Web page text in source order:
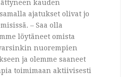
kauden
ajatukset olivat jo
– Saa olla
löytäneet omista
nuorempien
ja olemme saaneet
toimimaan aktiivisesti